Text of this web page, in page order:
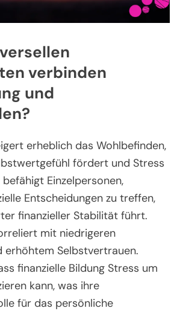
verbinden
und
erheblich das Wohlbefinden,
fördert und Stress
Einzelpersonen,
Entscheidungen zu treffen,
finanzieller Stabilität führt.
mit niedrigeren
erhöhtem Selbstvertrauen.
finanzielle Bildung Stress um
kann, was ihre
für das persönliche